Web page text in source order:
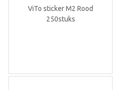
ViTo sticker M2 Rood
250stuks